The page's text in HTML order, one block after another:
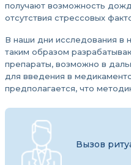
получают возможность
отсутствия стрессовых
В наши дни исследования в
таким образом
препараты, возможно в
для введения в
предполагается, что
Вызов